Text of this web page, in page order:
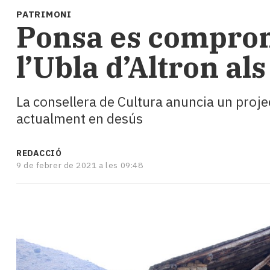
i
Cultura
Esports
Mai
tant!
i
mitjans
temps
Reportatges
la
teva!
PATRIMONI
Ponsa es
l’Ubla d’Altron
La consellera de Cultura anuncia un
actualment en desús
REDACCIÓ
9 de febrer de 2021 a les 09:48